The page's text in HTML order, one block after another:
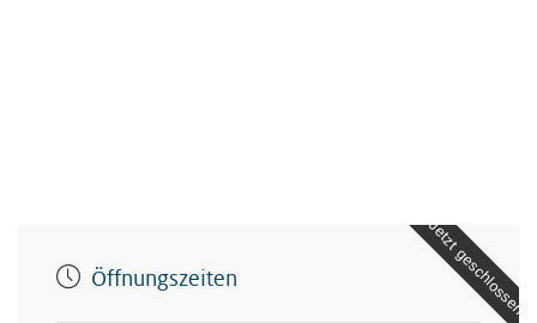
Jetzt geschlossen
Öffnungszeiten